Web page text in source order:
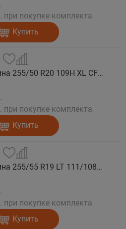
при покупке комплекта
Купить
COMFORSER Автошина 255/50 R20 109H XL CF1100 RWL лето
при покупке комплекта
Купить
COMFORSER Автошина 255/55 R19 LT 111/108S CF1100 RWL лето
при покупке комплекта
Купить